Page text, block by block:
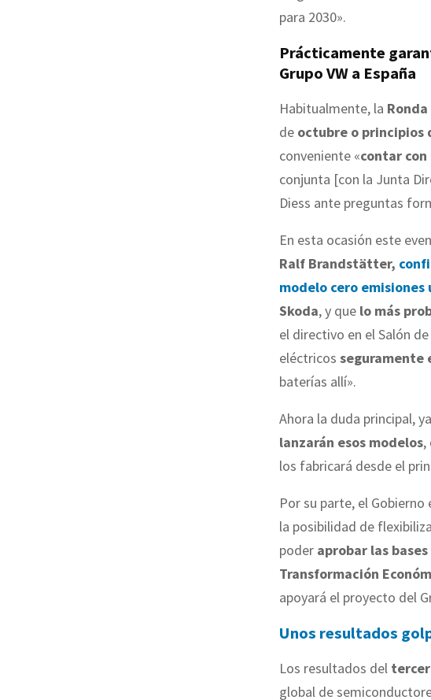
para 2030».
Prácticamente
Grupo VW a España
Habitualmente, la
de octubre o principios
conveniente «contar con
conjunta [con la Junta
Diess ante preguntas
En esta ocasión este
Ralf Brandstätter,
modelo cero
Skoda, y que lo más
el directivo en el Salón
eléctricos seguramente
baterías allí».
Ahora la duda principal,
lanzarán esos modelos,
los fabricará desde el
Por su parte, el
la posibilidad de
poder aprobar las
Transformación
apoyará el proyecto del
Unos resultados
Los resultados del
global de